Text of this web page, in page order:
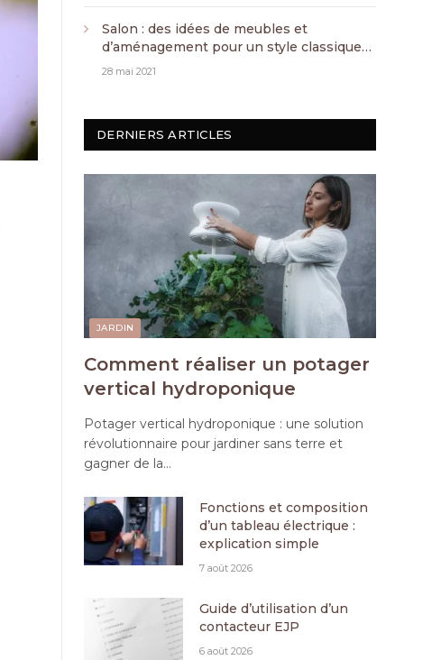
Salon : des idées de meubles et
d’aménagement pour un style classique
chic
28 mai 2021
DERNIERS ARTICLES
JARDIN
Comment réaliser un potager
vertical hydroponique
Potager vertical hydroponique : une solution
révolutionnaire pour jardiner sans terre et
gagner de la…
Fonctions et composition
d’un tableau électrique :
explication simple
7 août 2026
Guide d’utilisation d’un
contacteur EJP
6 août 2026